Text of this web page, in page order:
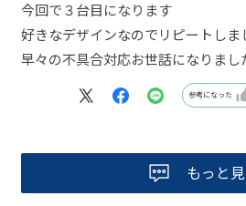
今回で３台目になります
好きなデザインなのでリピートしま
早々の不具合対応お世話になりまし
参考になった
もっと